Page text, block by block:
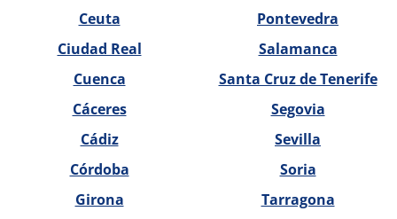
Ceuta
Ciudad Real
Cuenca
Cáceres
Cádiz
Córdoba
Girona
Pontevedra
Salamanca
Santa Cruz de Tenerife
Segovia
Sevilla
Soria
Tarragona